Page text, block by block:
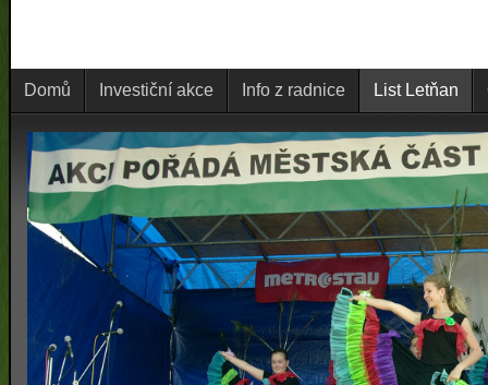
Domů Investiční akce Info z radnice List Letňan